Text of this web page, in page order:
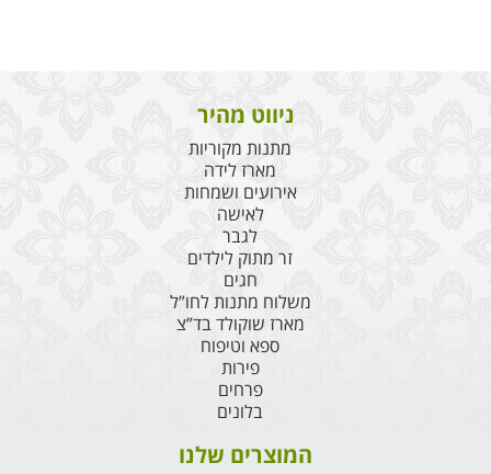
ניווט מהיר
מתנות מקוריות
מארז לידה
אירועים ושמחות
לאישה
לגבר
זר מתוק לילדים
חגים
משלוח מתנות לחו”ל
מארז שוקולד בד”צ
ספא וטיפוח
פירות
פרחים
בלונים
המוצרים שלנו